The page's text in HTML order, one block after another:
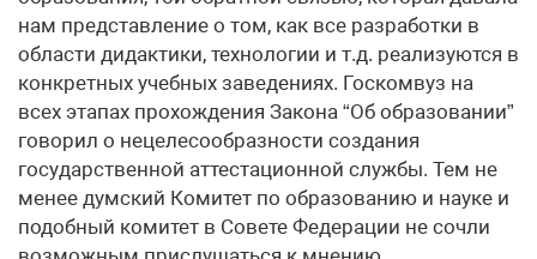
нам представление о том, как все разработки в
области дидактики, технологии и т.д. реализуются в
конкретных учебных заведениях. Госкомвуз на
всех этапах прохождения Закона “Об образовании”
говорил о нецелесообразности создания
государственной аттестационной службы. Тем не
менее думский Комитет по образованию и науке и
подобный комитет в Совете Федерации не сочли